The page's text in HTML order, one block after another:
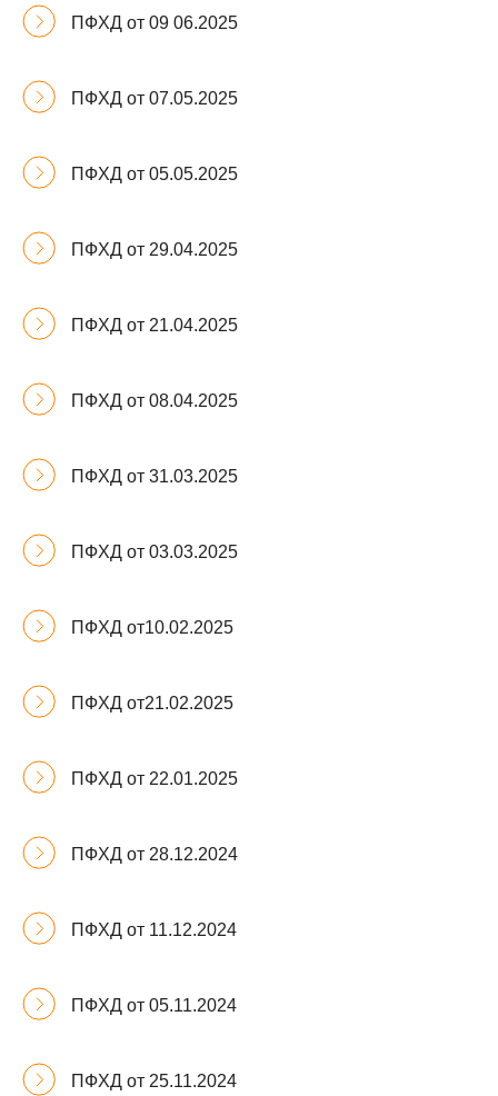
ПФХД от 09 06.2025
ПФХД от 07.05.2025
ПФХД от 05.05.2025
ПФХД от 29.04.2025
ПФХД от 21.04.2025
ПФХД от 08.04.2025
ПФХД от 31.03.2025
ПФХД от 03.03.2025
ПФХД от10.02.2025
ПФХД от21.02.2025
ПФХД от 22.01.2025
ПФХД от 28.12.2024
ПФХД от 11.12.2024
ПФХД от 05.11.2024
ПФХД от 25.11.2024